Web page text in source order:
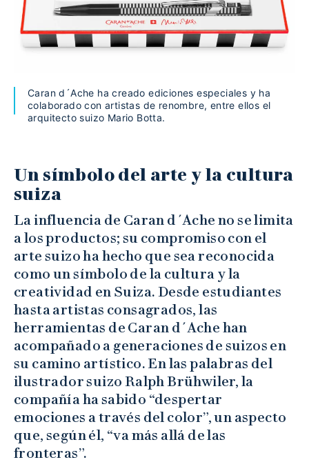
Caran d´Ache ha creado ediciones especiales y ha
colaborado con artistas de renombre, entre ellos el
arquitecto suizo Mario Botta.
Un símbolo del arte y la cultura
suiza
La influencia de Caran d´Ache no se limita
a los productos; su compromiso con el
arte suizo ha hecho que sea reconocida
como un símbolo de la cultura y la
creatividad en Suiza. Desde estudiantes
hasta artistas consagrados, las
herramientas de Caran d´Ache han
acompañado a generaciones de suizos en
su camino artístico. En las palabras del
ilustrador suizo Ralph Brühwiler, la
compañía ha sabido “despertar
emociones a través del color”, un aspecto
que, según él, “va más allá de las
fronteras”.